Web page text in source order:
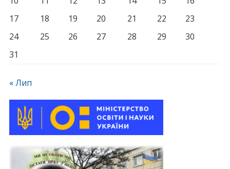
17
18 19 20 21 22
23
24
25 26 27 28 29
30
31
« Лип